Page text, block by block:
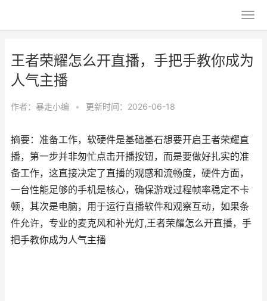
王者荣耀怎么开直播，手把手教你成为
人气主播
作者： 暴走小编 • 更新时间：2026-06-18
摘要：准备工作，软硬件是基础基石想要开启王者荣耀直
播，第一步并非匆忙点击开播按钮，而是要做好扎实的准
备工作，这直接决定了直播的观感和流畅度，硬件方面，
一台性能足够的手机是核心，确保游戏过程帧率稳定不卡
顿，其次是电脑，用于运行直播软件和观察互动，如果条
件允许，专业的麦克风和补光灯,王者荣耀怎么开直播，手
把手教你成为人气主播